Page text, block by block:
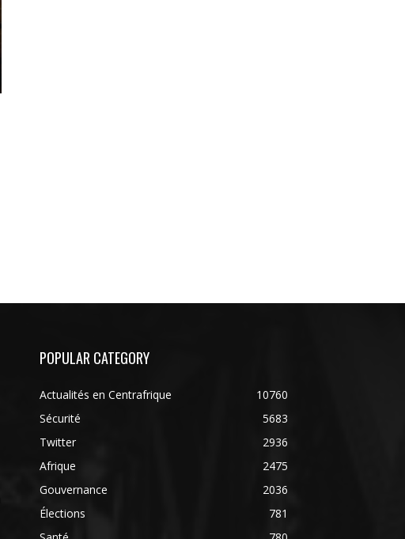
POPULAR CATEGORY
Actualités en Centrafrique
10760
Sécurité
5683
Twitter
2936
Afrique
2475
Gouvernance
2036
Élections
781